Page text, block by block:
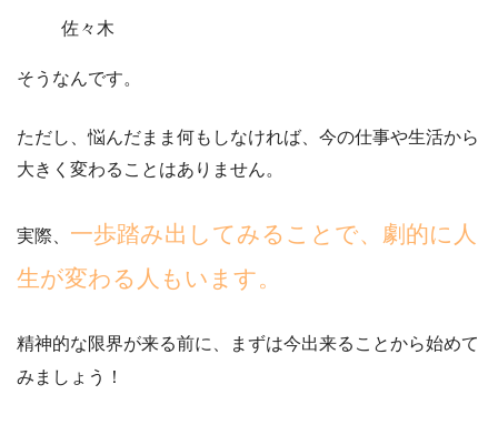
佐々木
そうなんです。
ただし、悩んだまま何もしなければ、 今の仕事や生活から
大きく変わることはありません。
実際、 一歩踏み出してみることで、劇的に人
生が変わる人もいます。
精神的な限界が来る前に、
まずは今出来ることから始めて
みましょう！